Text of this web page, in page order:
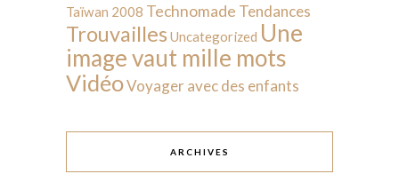
Taïwan 2008 Technomade Tendances
Trouvailles Uncategorized Une
image vaut mille mots
VidéoVoyager avec des enfants
ARCHIVES